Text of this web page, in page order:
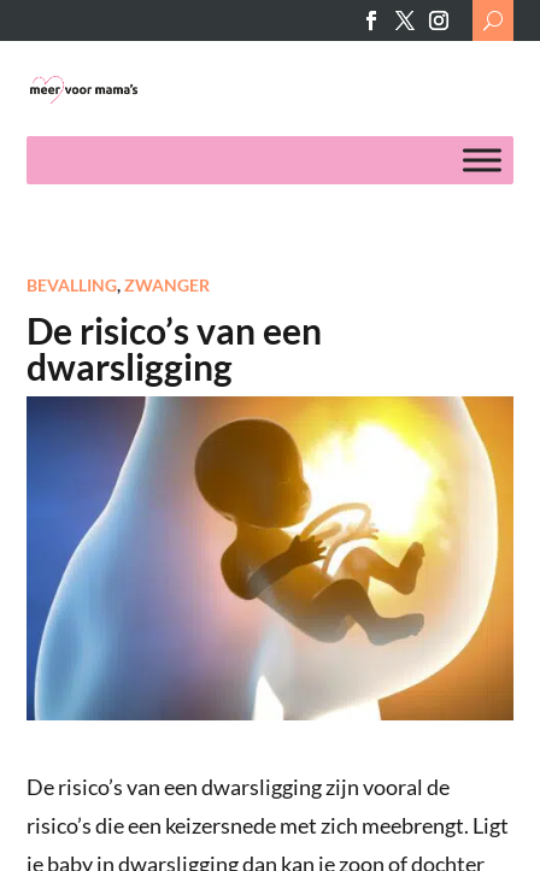
Search
for:
BEVALLING,ZWANGER
De risico’s van een
dwarsligging
De risico’s van een dwarsligging zijn vooral de
risico’s die een keizersnede met zich meebrengt. Ligt
je baby in dwarsligging dan kan je zoon of dochter